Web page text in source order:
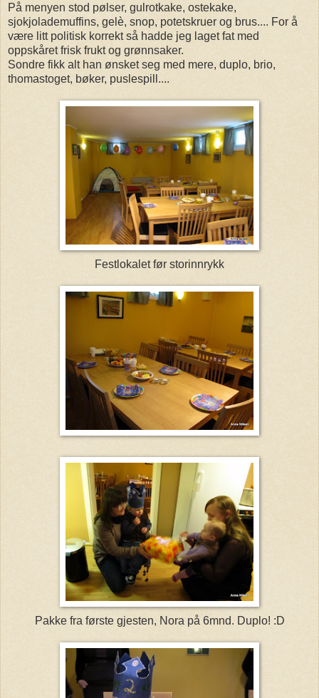
På menyen stod pølser, gulrotkake, ostekake,
sjokjolademuffins, gelè, snop, potetskruer og brus.... For å
være litt politisk korrekt så hadde jeg laget fat med
oppskåret frisk frukt og grønnsaker.
Sondre fikk alt han ønsket seg med mere, duplo, brio,
thomastoget, bøker, puslespill....
Festlokalet før storinnrykk
Pakke fra første gjesten, Nora på 6mnd. Duplo! :D